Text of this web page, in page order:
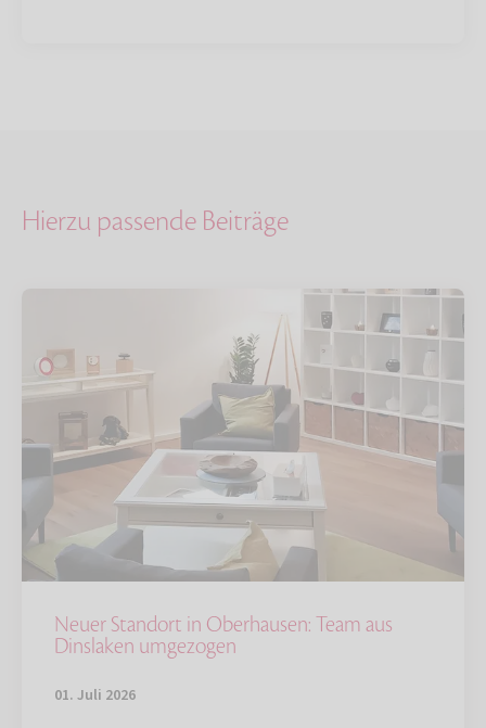
Hierzu passende Beiträge
Neuer Standort in Oberhausen: Team aus
Dinslaken umgezogen
01. Juli 2026